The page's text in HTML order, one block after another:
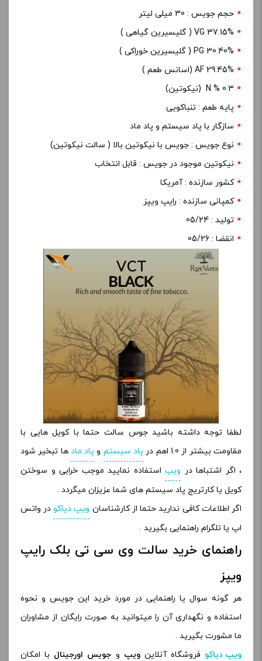
حجم جویس : 30 میلی لیتر
37.15% VG ( گلیسیرین گیاهی )
PG 30.40% ( گلیسیرین خوراکی )
29.45% AF (اسانس طعم )
0.3 % N (نیکوتین)
پایه طعم : تنباکویی
سازگار با پاد سیستم و پاد ماد
نوع جویس : جویس با نیکوتین بالا ( سالت نیکوتین)
نیکوتین موجود در جویس : قابل انتخاب
کشور سازنده : آمریکا
کمپانی سازنده : رایپ ویپز
تولید : 05/24
انقضا : 05/26
لطفا توجه داشته باشید جوس سالت حتما با کویل هایی با
مقاومت بیشتر از 1.0 اهم در
پاد سیستم و پاد مادها تبخیر شود
، اگر اشتباها در ویپ استفاده نمایید موجب خرابی و سوختن
کویل یا کارتریج پاد سیستم های شما عزیزان میگردد .
اگر اطلاعات کافی ندارید حتما از کارشناسان ویپ دیاکودر واتس
اپ یا تلگرام راهنمایی بگیرید .
راهنمای خرید سالت وی سی تی بلک رایپ
ویپز
هر گونه سوال یا راهنمایی در مورد خرید این جویس و نحوه
استفاده و نگهداری آن را میتوانید به صورت رایگان از مشاوران
ما مشورت بگیرید .
ویپ دیاکو فروشگاه آنلاینویپ و جویس اورجینال با امکان